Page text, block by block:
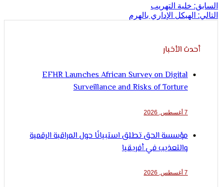
خلية التهريب
الإداري بالهرم
الأخبار
EFHR Launches African Survey on Digital
Surveillance and Risks of Torture
مؤسسة الحق تطلق استبيانًا حول المراقبة الرقمية
والتعذيب في أفريقيا